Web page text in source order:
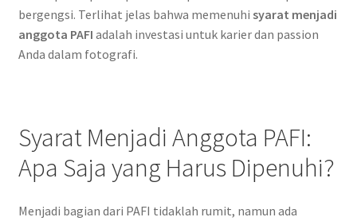
bergengsi. Terlihat jelas bahwa memenuhi syarat menjadi
anggota PAFI adalah investasi untuk karier dan passion
Anda dalam fotografi.
Syarat Menjadi Anggota PAFI:
Apa Saja yang Harus Dipenuhi?
Menjadi bagian dari PAFI tidaklah rumit, namun ada